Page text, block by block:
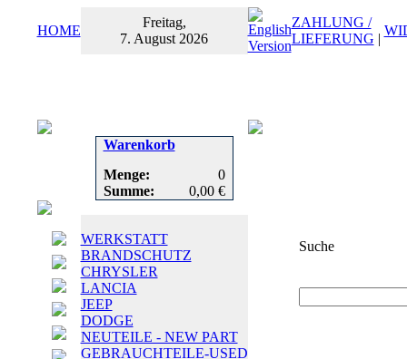
HOME
Freitag,
7. August 2026
ZAHLUNG /
LIEFERUNG |
Warenkorb
Menge:
0
Summe:
0,00 €
WERKSTATT
BRANDSCHUTZ
CHRYSLER
LANCIA
JEEP
DODGE
NEUTEILE - NEW PART
GEBRAUCHTEILE-USED
Suche